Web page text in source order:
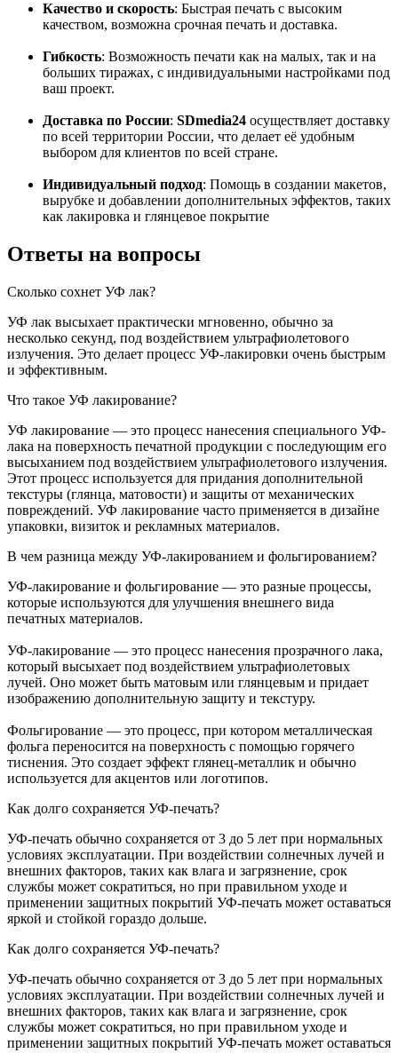
Качество и скорость: Быстрая печать с высоким
качеством, возможна срочная печать и доставка.
Гибкость: Возможность печати как на малых, так и на
больших тиражах, с индивидуальными настройками под
ваш проект.
Доставка по России: SDmedia24 осуществляет доставку
по всей территории России, что делает её удобным
выбором для клиентов по всей стране.
Индивидуальный подход: Помощь в создании макетов,
вырубке и добавлении дополнительных эффектов, таких
как лакировка и глянцевое покрытие
Ответы на вопросы
Сколько сохнет УФ лак?
УФ лак высыхает практически мгновенно, обычно за
несколько секунд, под воздействием ультрафиолетового
излучения. Это делает процесс УФ-лакировки очень быстрым
и эффективным.
Что такое УФ лакирование?
УФ лакирование — это процесс нанесения специального УФ-
лака на поверхность печатной продукции с последующим его
высыханием под воздействием ультрафиолетового излучения.
Этот процесс используется для придания дополнительной
текстуры (глянца, матовости) и защиты от механических
повреждений. УФ лакирование часто применяется в дизайне
упаковки, визиток и рекламных материалов.
В чем разница между УФ-лакированием и фольгированием?
УФ-лакирование и фольгирование — это разные процессы,
которые используются для улучшения внешнего вида
печатных материалов.
УФ-лакирование — это процесс нанесения прозрачного лака,
который высыхает под воздействием ультрафиолетовых
лучей. Оно может быть матовым или глянцевым и придает
изображению дополнительную защиту и текстуру.
Фольгирование — это процесс, при котором металлическая
фольга переносится на поверхность с помощью горячего
тиснения. Это создает эффект глянец-металлик и обычно
используется для акцентов или логотипов.
Как долго сохраняется УФ-печать?
УФ-печать обычно сохраняется от 3 до 5 лет при нормальных
условиях эксплуатации. При воздействии солнечных лучей и
внешних факторов, таких как влага и загрязнение, срок
службы может сократиться, но при правильном уходе и
применении защитных покрытий УФ-печать может оставаться
яркой и стойкой гораздо дольше.
Как долго сохраняется УФ-печать?
УФ-печать обычно сохраняется от 3 до 5 лет при нормальных
условиях эксплуатации. При воздействии солнечных лучей и
внешних факторов, таких как влага и загрязнение, срок
службы может сократиться, но при правильном уходе и
применении защитных покрытий УФ-печать может оставаться